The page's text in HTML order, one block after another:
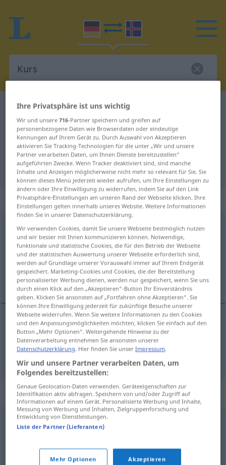
Deutsch-Isländisch Wörterbuch
Deutsch-Isländisch Übersetzung
für "Kurs"
"Kurs" Isländisch Übersetzung
„Kurs“: Maskulinum
Kursm
Übersicht aller Übersetzungen
(Für mehr Details die Übersetzung anklicken/antippen)
stefna, gengi
stefnaf KursSchiff
gengin KursGeld
Synonyme für "Kurs"
Linie
Ihre Privatsphäre ist uns wichtig
Wir und unsere716-Partner speichern und greifen auf
personenbezogene Daten wie Browserdaten oder eindeutige
Kennungen auf Ihrem Gerät zu. Durch Auswahl von Akzeptieren
aktivieren Sie Tracking-Technologien für die unter „Wir und unsere
Partner verarbeiten Daten, um Ihnen Dienste bereitzustellen“
aufgeführten Zwecke. Wenn Tracker deaktiviert sind, sind manche
Inhalte und Anzeigen möglicherweise nicht mehr so relevant für Sie. Sie
können dieses Menü jederzeit wieder aufrufen, um Ihre Einstellungen zu
ändern oder Ihre Einwilligung zu widerrufen, indem Sie auf den Link
Privatsphäre-Einstellungen am unteren Rand der Webseite klicken. Ihre
Einstellungen gelten innerhalb unseres Website. Weitere Informationen
finden Sie in unserer Datenschutzerklärung.
Wir verwenden Cookies, damit Sie unsere Webseite bestmöglich nutzen
und wir besser mit Ihnen kommunizieren können. Notwendige,
funktionale und statistische Cookies, die für den Betrieb der Webseite
und der statistischen Auswertung unserer Webseite erforderlich sind,
werden auf Grundlage unserer Vorauswahl immer auf Ihrem Endgerät
gespeichert. Marketing-Cookies und Cookies, die der Bereitstellung
personalisierter Werbung dienen, werden nur gespeichert, wenn Sie uns
durch einen Klick auf den „Akzeptieren“-Button Ihr Einverständnis
geben. Klicken Sie ansonsten auf „Fortfahren ohne Akzeptieren“. Sie
können Ihre Einwilligung jederzeit für zukünftige Besuche unserer
Webseite widerrufen. Wenn Sie weitere Informationen zu den Cookies
und den Anpassungsmöglichkeiten möchten, klicken Sie einfach auf den
Button „Mehr Optionen“. Weitergehende Hinweise zu der
Datenverarbeitung entnehmen Sie ansonsten unserer
Datenschutzerklärung. Hier finden Sie unserImpressum.
Wir und unsere Partner verarbeiten Daten, um
Folgendes bereitzustellen:
Genaue Geolocation-Daten verwenden. Geräteeigenschaften zur
Identifikation aktiv abfragen. Speichern von und/oder Zugriff auf
Informationen auf einem Gerät. Personalisierte Werbung und Inhalte,
Messung von Werbung und Inhalten, Zielgruppenforschung und
Entwicklung von Dienstleistungen.
Liste der Partner (Lieferanten)
Mehr Optionen Akzeptieren